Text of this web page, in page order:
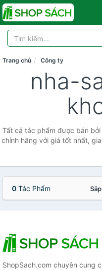
Trang chủ Công ty
nha-
Tất cả tác phẩm được bán
chính hãng với giá tốt nhất,
0 Tác Phẩm
ShopSach.com chuyên cung